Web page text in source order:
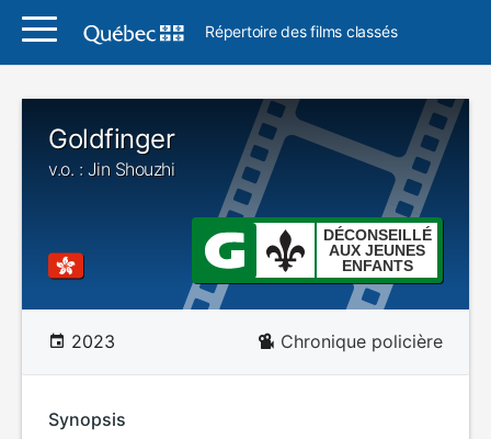
Répertoire des films classés
Goldfinger
v.o. : Jin Shouzhi
DÉCONSEILLÉ
AUX JEUNES
ENFANTS
2023 Chronique policière
Synopsis